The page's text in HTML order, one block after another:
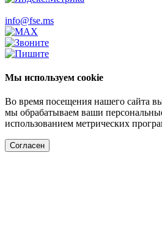
info@fse.ms
Мы используем cookie
Во время посещения нашего сайта
мы обрабатываем ваши
использованием метрических
Согласен